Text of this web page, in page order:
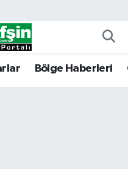
Bölge Haberleri
Eczaneler